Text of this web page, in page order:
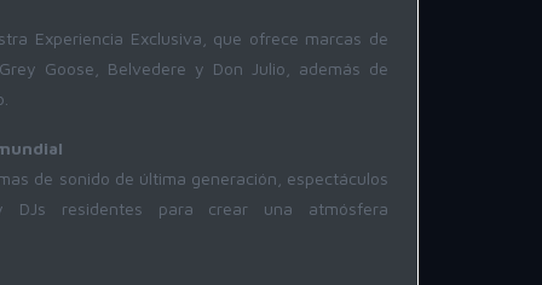
Experiencia Exclusiva, que ofrece marcas de
Goose, Belvedere y Don Julio, además de
de sonido de última generación, espectáculos
DJs residentes para crear una atmósfera